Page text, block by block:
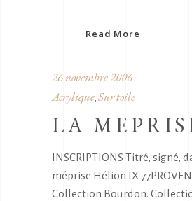
Read More
26 novembre 2006
Acrylique, Sur toile
LA
INSCRIPTIONS Titré, signé,
méprise Hélion IX
Collection Bourdon.